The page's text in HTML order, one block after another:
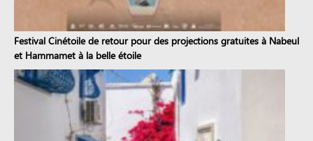
Festival Cinétoile de retour pour des projections gratuites à Nabeul
et Hammamet à la belle étoile